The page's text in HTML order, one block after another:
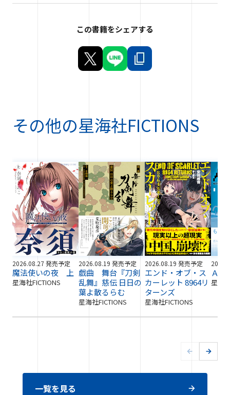
この書籍をシェアする
その他の星海社FICTIONS
2026.08.27 発売予定
魔法使いの夜 上
星海社FICTIONS
2026.08.19 発売予定
戯曲 舞台『刀剣
乱舞』慈伝 日日の
葉よ散るらむ
星海社FICTIONS
2026.08.19 発売予定
エンド・オブ・ス
カーレット 8964リ
ターンズ
星海社FICTIONS
ＡＩ
星海
一覧を見る